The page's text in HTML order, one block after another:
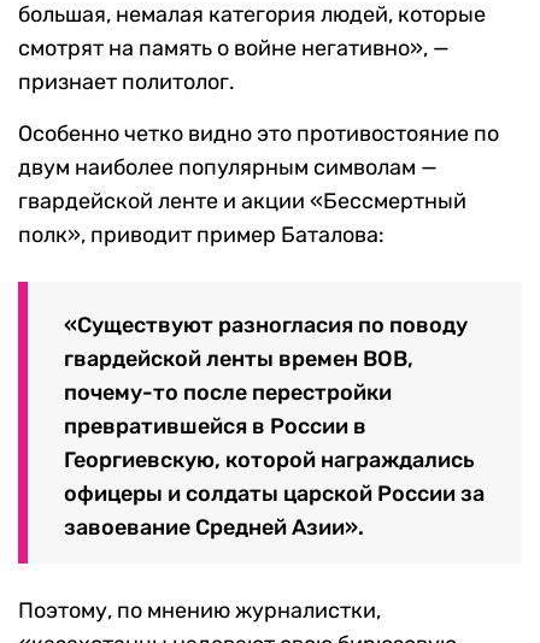
большая, немалая категория людей, которые
смотрят на память о войне негативно», —
признает политолог.
Особенно четко видно это противостояние по
двум наиболее популярным символам —
гвардейской ленте и акции «Бессмертный
полк», приводит пример Баталова:
«Существуют разногласия по поводу
гвардейской ленты времен ВОВ,
почему-то после перестройки
превратившейся в России в
Георгиевскую, которой награждались
офицеры и солдаты царской России за
завоевание Средней Азии».
Поэтому, по мнению журналистки,